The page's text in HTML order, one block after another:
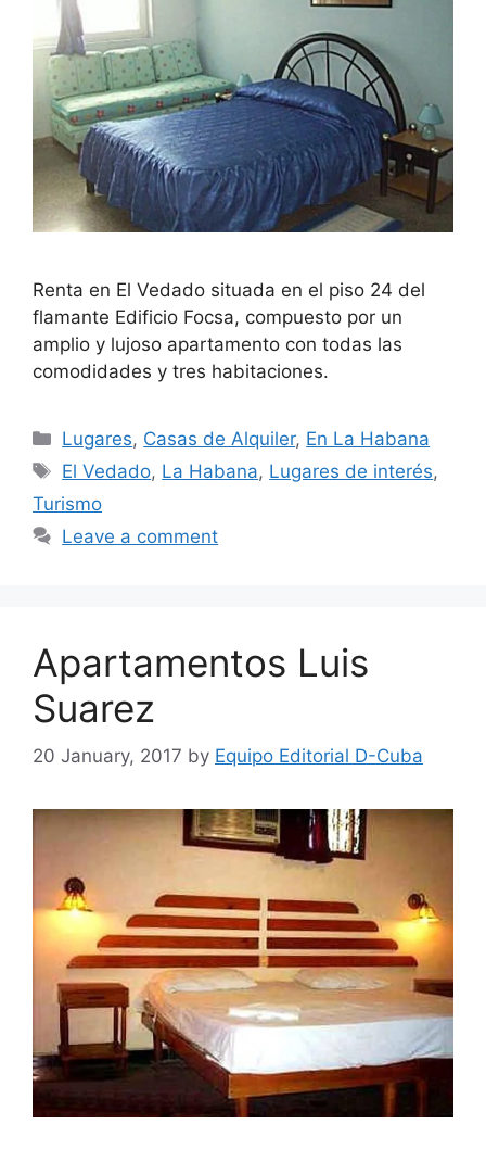
Renta en El Vedado situada en el piso 24 del
flamante Edificio Focsa, compuesto por un
amplio y lujoso apartamento con todas las
comodidades y tres habitaciones.
Categories
Lugares, Casas de Alquiler, En La Habana
Tags
El Vedado, La Habana, Lugares de interés,
Turismo
Leave a comment
Apartamentos Luis
Suarez
20 January, 2017 by Equipo Editorial D-Cuba